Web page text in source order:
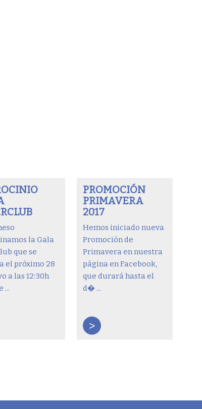
la Gala
que se
el próximo 28
a las 12:30h
...
PROMOCIÓN
PRIMAVERA
2017
Hemos iniciado nueva
Promoción de
Primavera en nuestra
página en Facebook,
que durará hasta el
d� ...
>